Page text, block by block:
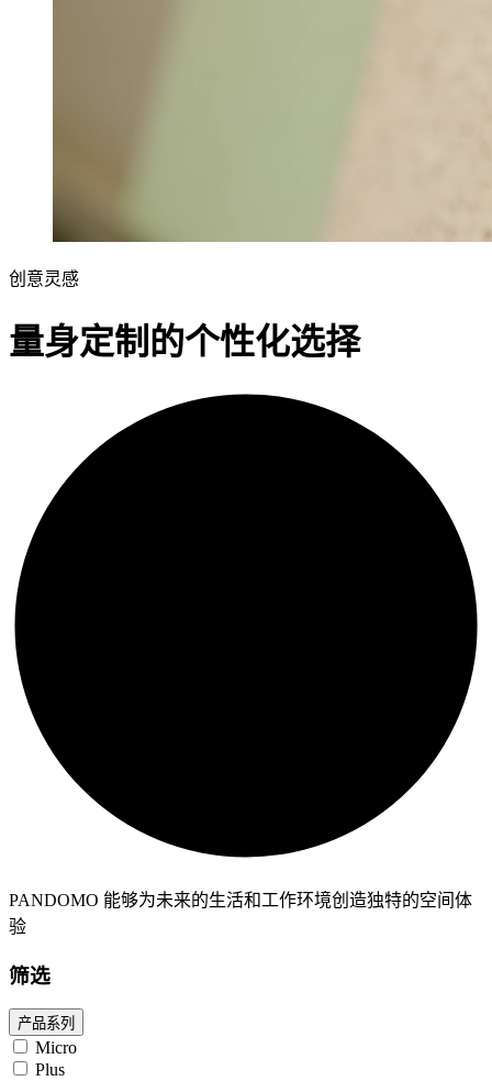
创意灵感
量身定制的个性化选择
PANDOMO 能够为未来的生活和工作环境创造独特的空间体
验
筛选
产品系列
Micro
Plus